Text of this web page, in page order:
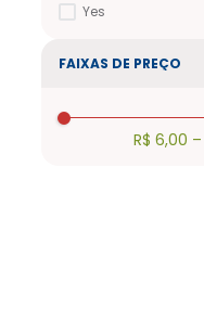
Yes
FAIXAS DE PREÇO
R$ 6,00 –